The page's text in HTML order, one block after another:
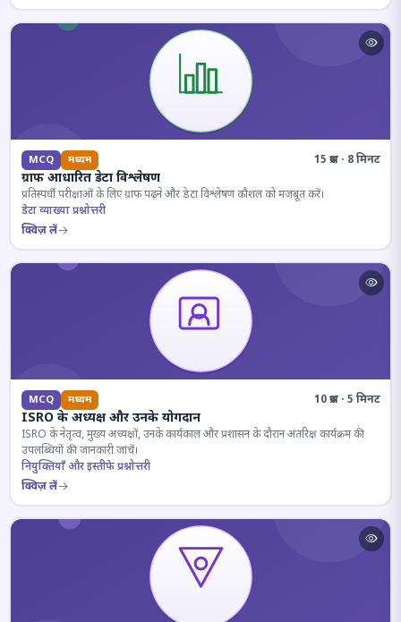
MCQ मध्यम 15 प्रश्न · 8 मिनट
ग्राफ आधारित डेटा विश्लेषण
प्रतिस्पर्धी परीक्षाओं के लिए ग्राफ पढ़ने और डेटा विश्लेषण कौशल को मजबूत करें।
डेटा व्याख्या प्रश्नोत्तरी
क्विज़ लें
MCQ मध्यम 10 प्रश्न · 5 मिनट
ISRO के अध्यक्ष और उनके योगदान
ISRO के नेतृत्व, मुख्य अध्यक्षों, उनके कार्यकाल और प्रशासन के दौरान अंतरिक्ष कार्यक्रम की
उपलब्धियों की जानकारी जांचें।
नियुक्तियाँ और इस्तीफे प्रश्नोत्तरी
क्विज़ लें